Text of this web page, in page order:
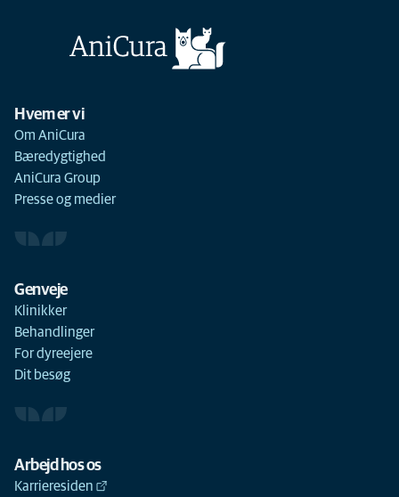
Hvem er vi
Om AniCura
Bæredygtighed
AniCura Group
Presse og medier
Genveje
Klinikker
Behandlinger
For dyreejere
Dit besøg
Arbejd hos os
Karrieresiden